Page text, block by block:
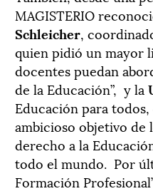
MAGISTERIO
Schleicher,
quien pidió un mayor
docentes puedan
de la Educación”, y la
Educación para
ambicioso objetivo de
derecho a la
todo el mundo. Por
Formación